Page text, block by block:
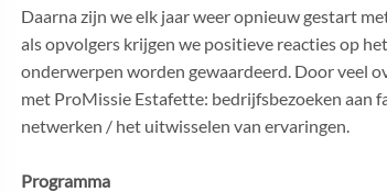
Daarna zijn we elk jaar weer opnieuw gestart
als opvolgers krijgen we positieve reacties op
onderwerpen worden gewaardeerd. Door veel
met ProMissie Estafette: bedrijfsbezoeken aan
netwerken / het uitwisselen van ervaringen.
Programma